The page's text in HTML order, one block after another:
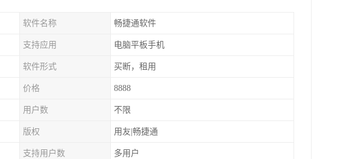
软件名称 畅捷通软件
支持应用 电脑平板手机
软件形式 买断，租用
价格 8888
用户数 不限
版权 用友|畅捷通
支持用户数 多用户